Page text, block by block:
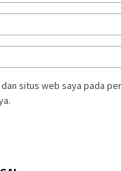
situs web saya pada